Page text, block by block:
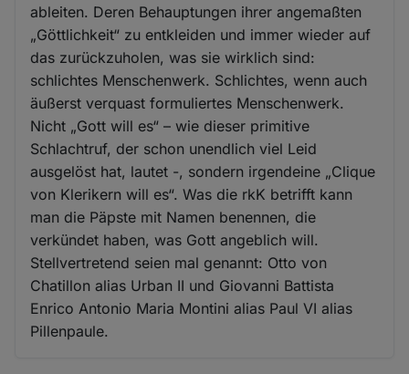
ableiten. Deren Behauptungen ihrer angemaßten
„Göttlichkeit“ zu entkleiden und immer wieder auf
das zurückzuholen, was sie wirklich sind:
schlichtes Menschenwerk. Schlichtes, wenn auch
äußerst verquast formuliertes Menschenwerk.
Nicht „Gott will es“ – wie dieser primitive
Schlachtruf, der schon unendlich viel Leid
ausgelöst hat, lautet -, sondern irgendeine „Clique
von Klerikern will es“. Was die rkK betrifft kann
man die Päpste mit Namen benennen, die
verkündet haben, was Gott angeblich will.
Stellvertretend seien mal genannt: Otto von
Chatillon alias Urban II und Giovanni Battista
Enrico Antonio Maria Montini alias Paul VI alias
Pillenpaule.